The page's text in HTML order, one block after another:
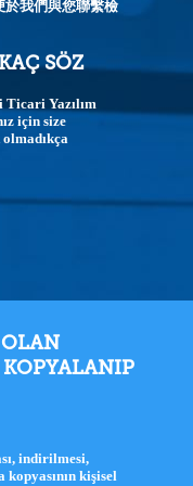
於我們與您聯繫檢
SÖZ
Yazılım
için size
indirilmesi,
kopyasının kişisel